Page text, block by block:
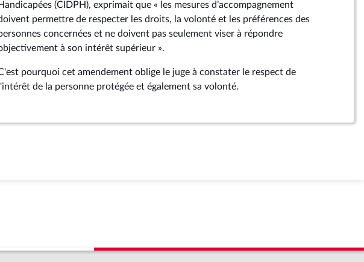
Handicapées (CIDPH), exprimait que « les mesures d’accompagnement
permettre de respecter les droits, la volonté et les préférences des
concernées et ne doivent pas seulement viser à répondre
à son intérêt supérieur ».
pourquoi cet amendement oblige le juge à constater le respect de
l'intérêt de la personne protégée et également sa volonté.